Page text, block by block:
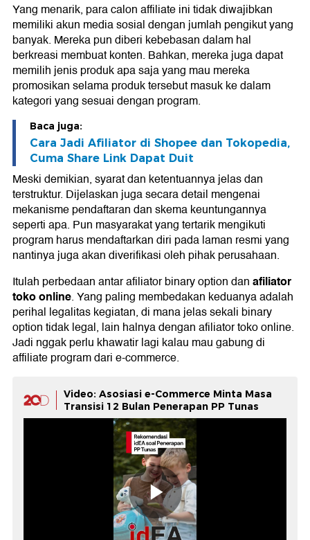
Yang menarik, para calon affiliate ini tidak diwajibkan
memiliki akun media sosial dengan jumlah pengikut yang
banyak. Mereka pun diberi kebebasan dalam hal
berkreasi membuat konten. Bahkan, mereka juga dapat
memilih jenis produk apa saja yang mau mereka
promosikan selama produk tersebut masuk ke dalam
kategori yang sesuai dengan program.
Baca juga:
Cara Jadi Afiliator di Shopee dan Tokopedia,
Cuma Share Link Dapat Duit
Meski demikian, syarat dan ketentuannya jelas dan
terstruktur. Dijelaskan juga secara detail mengenai
mekanisme pendaftaran dan skema keuntungannya
seperti apa. Pun masyarakat yang tertarik mengikuti
program harus mendaftarkan diri pada laman resmi yang
nantinya juga akan diverifikasi oleh pihak perusahaan.
Itulah perbedaan antar afiliator binary option danafiliator
toko online. Yang paling membedakan keduanya adalah
perihal legalitas kegiatan, di mana jelas sekali binary
option tidak legal, lain halnya dengan afiliator toko online.
Jadi nggak perlu khawatir lagi kalau mau gabung di
affiliate program dari e-commerce.
Video: Asosiasi e-Commerce Minta Masa
Transisi 12 Bulan Penerapan PP Tunas